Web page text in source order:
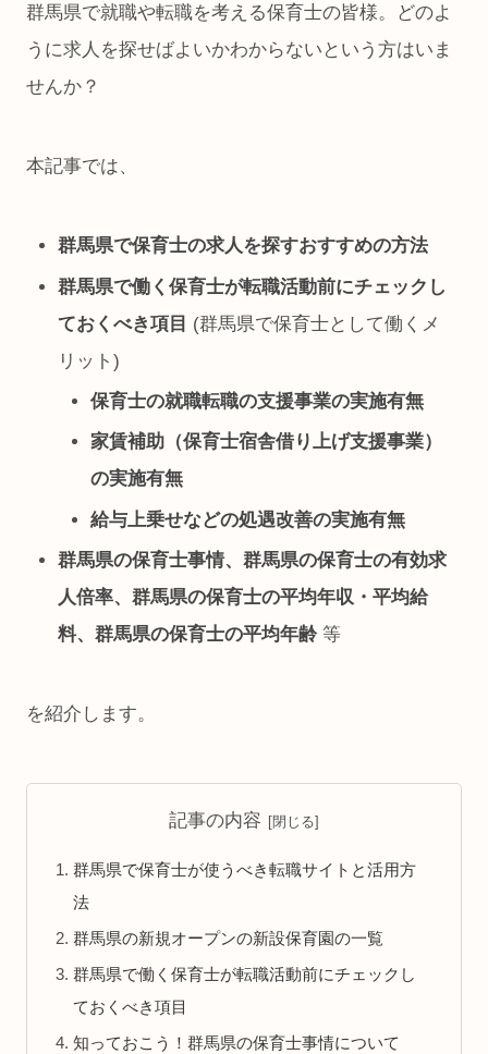
群馬県で就職や転職を考える保育士の皆様。どのよ
うに求人を探せばよいかわからないという方はいま
せんか？
本記事では、
群馬県で保育士の求人を探すおすすめの方法
群馬県で働く保育士が転職活動前にチェックし
ておくべき項目 (群馬県で保育士として働くメ
リット)
保育士の就職転職の支援事業の実施有無
家賃補助（保育士宿舎借り上げ支援事業）
の実施有無
給与上乗せなどの処遇改善の実施有無
群馬県の保育士事情、群馬県の保育士の有効求
人倍率、群馬県の保育士の平均年収・平均給
料、群馬県の保育士の平均年齢 等
を紹介します。
記事の内容
群馬県で保育士が使うべき転職サイトと活用方
法
群馬県の新規オープンの新設保育園の一覧
群馬県で働く保育士が転職活動前にチェックし
ておくべき項目
知っておこう！群馬県の保育士事情について